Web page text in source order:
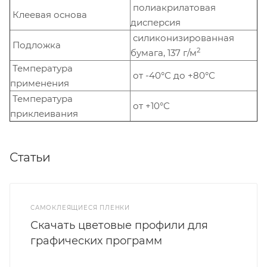
Клеевая основа
полиакрилатовая
дисперсия
Подложка
силиконизированная
бумага, 137 г/м2
Температура
применения
от -40°С до +80°С
Температура
приклеивания
от +10°С
Статьи
САМОКЛЕЯЩИЕСЯ ПЛЕНКИ
Скачать цветовые профили для
графических программ